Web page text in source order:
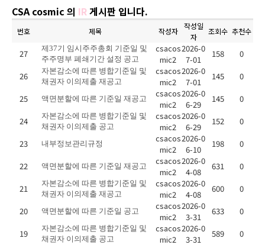
CSA cosmic 의 IR게시판 입니다.
번호 제목 작성자
작성일
자
조회수 추천수
27
제37기 임시주주총회 기준일 및
주주명부 폐쇄기간 설정 공고
csacos
mic2
2026-0
7-01
158
0
26
자본감소에 따른 병합기준일 및
채권자 이의제출 재공고
csacos
mic2
2026-0
7-01
145
0
25
액면분할에 따른 기준일 재공고
csacos
mic2
2026-0
6-29
145
0
24
자본감소에 따른 병합기준일 및
채권자 이의제출 공고
csacos
mic2
2026-0
6-29
152
0
23
내부정보관리규정
csacos
mic2
2026-0
6-10
198
0
22
액면분할에 따른 기준일 재공고
csacos
mic2
2026-0
4-08
631
0
21
자본감소에 따른 병합기준일 및
채권자 이의제출 재공고
csacos
mic2
2026-0
4-08
600
0
20
액면분할에 따른 기준일 공고
csacos
mic2
2026-0
3-31
633
0
19
자본감소에 따른 병합기준일 및
채권자 이의제출 공고
csacos
mic2
2026-0
3-31
589
0